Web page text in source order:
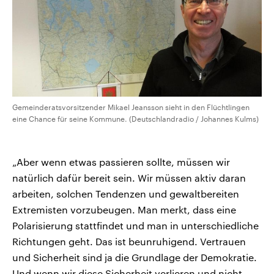
Gemeinderatsvorsitzender Mikael Jeansson sieht in den Flüchtlingen
eine Chance für seine Kommune. (Deutschlandradio / Johannes Kulms)
„Aber wenn etwas passieren sollte, müssen wir
natürlich dafür bereit sein. Wir müssen aktiv daran
arbeiten, solchen Tendenzen und gewaltbereiten
Extremisten vorzubeugen. Man merkt, dass eine
Polarisierung stattfindet und man in unterschiedliche
Richtungen geht. Das ist beunruhigend. Vertrauen
und Sicherheit sind ja die Grundlage der Demokratie.